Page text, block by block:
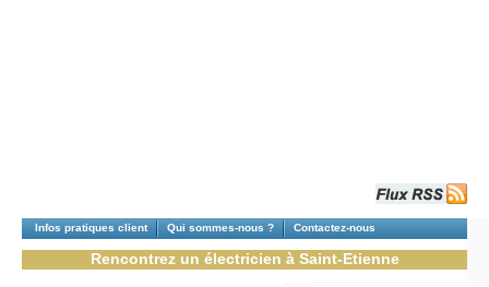
Infos pratiques client Qui sommes-nous ? Contactez-nous
Rencontrez un électricien à Saint-Etienne